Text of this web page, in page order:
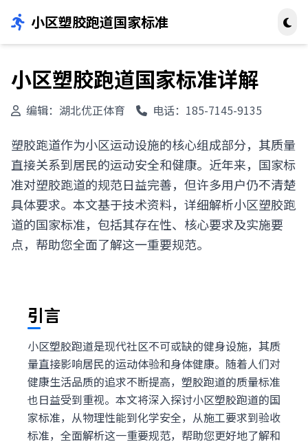
小区塑胶跑道国家标准
小区塑胶跑道国家标准详解
编辑：湖北优正体育 电话：185-7145-9135
塑胶跑道作为小区运动设施的核心组成部分，其质量
直接关系到居民的运动安全和健康。近年来，国家标
准对塑胶跑道的规范日益完善，但许多用户仍不清楚
具体要求。本文基于技术资料，详细解析小区塑胶跑
道的国家标准，包括其存在性、核心要求及实施要
点，帮助您全面了解这一重要规范。
引言
小区塑胶跑道是现代社区不可或缺的健身设施，其质
量直接影响居民的运动体验和身体健康。随着人们对
健康生活品质的追求不断提高，塑胶跑道的质量标准
也日益受到重视。本文将深入探讨小区塑胶跑道的国
家标准，从物理性能到化学安全，从施工要求到验收
标准，全面解析这一重要规范，帮助您更好地了解和